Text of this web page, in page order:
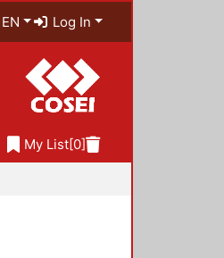
EN Log In
My List[0]